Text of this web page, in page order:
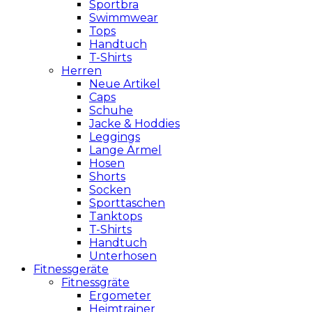
Sportbra
Swimmwear
Tops
Handtuch
T-Shirts
Herren
Neue Artikel
Caps
Schuhe
Jacke & Hoddies
Leggings
Lange Ärmel
Hosen
Shorts
Socken
Sporttaschen
Tanktops
T-Shirts
Handtuch
Unterhosen
Fitnessgeräte
Fitnessgräte
Ergometer
Heimtrainer